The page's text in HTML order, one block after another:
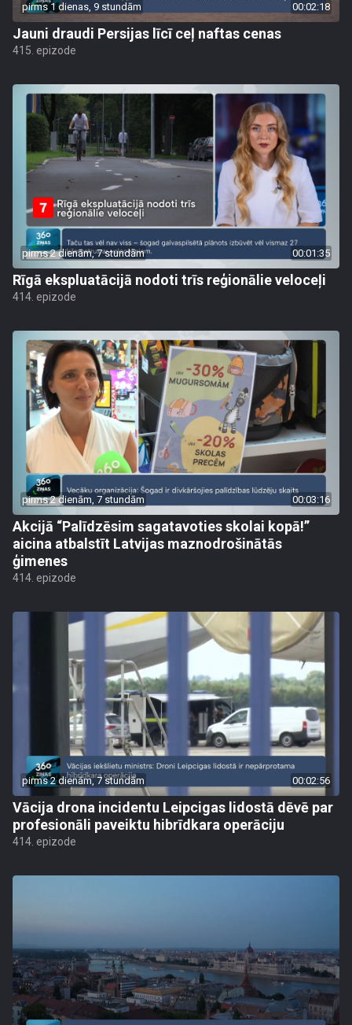
pirms 1 dienas, 9 stundām 00:02:18
Jauni draudi Persijas līcī ceļ naftas cenas
415. epizode
pirms 2 dienām, 7 stundām 00:01:35
Rīgā ekspluatācijā nodoti trīs reģionālie veloceļi
414. epizode
pirms 2 dienām, 7 stundām 00:03:16
Akcijā “Palīdzēsim sagatavoties skolai kopā!”
aicina atbalstīt Latvijas maznodrošinātās
ģimenes
414. epizode
pirms 2 dienām, 7 stundām 00:02:56
Vācija drona incidentu Leipcigas lidostā dēvē par
profesionāli paveiktu hibrīdkara operāciju
414. epizode